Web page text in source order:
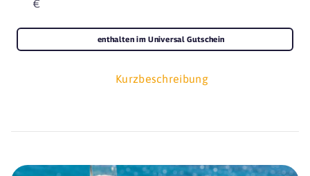
€
Kurzbeschreibung
enthalten im Universal Gutschein